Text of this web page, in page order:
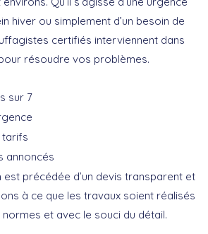
hiver ou simplement d’un besoin de
certifiés interviennent dans
résoudre vos problèmes.
sur 7
tarifs
annoncés
est précédée d’un devis transparent et
à ce que les travaux soient réalisés
et avec le souci du détail.